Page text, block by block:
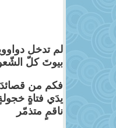
لم تدخل
بيوتَ كلّ
فكم من
يدَي فتاةٍ
ناقمٍ متذمّر